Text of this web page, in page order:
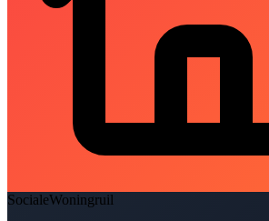
SocialeWoningruil